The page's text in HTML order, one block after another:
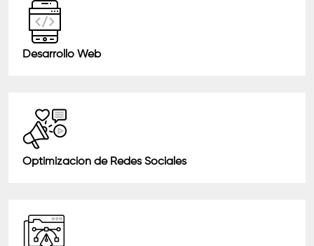
Desarrollo Web
Optimización de Redes Sociales